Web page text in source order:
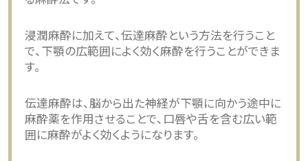
浸潤麻酔に加えて、伝達麻酔という方法を行うこと
で、下顎の広範囲によく効く麻酔を行うことができま
す。
伝達麻酔は、脳から出た神経が下顎に向かう途中に
麻酔薬を作用させることで、口唇や舌を含む広い範
囲に麻酔がよく効くようになります。